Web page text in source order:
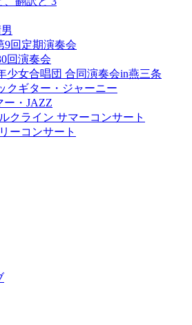
9回定期演奏会
回演奏会
少女合唱団 合同演奏会in燕三条
クギター・ジャーニー
ー・JAZZ
クライン サマーコンサート
ーコンサート